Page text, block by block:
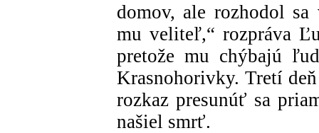
domov, ale rozhodol
mu veliteľ,“ rozpráva
pretože mu chýbajú
Krasnohorivky. Tretí
rozkaz presunúť sa
našiel smrť.